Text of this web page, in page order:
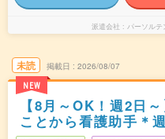
派遣会社 パーソル
未読
NEW
掲載日 2026/08/07
【8月～OK！週2日
ことから看護助手＊